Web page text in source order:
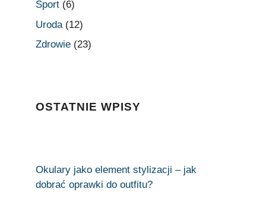
Sport (6)
Uroda (12)
Zdrowie (23)
OSTATNIE WPISY
Okulary jako element stylizacji – jak
dobrać oprawki do outfitu?